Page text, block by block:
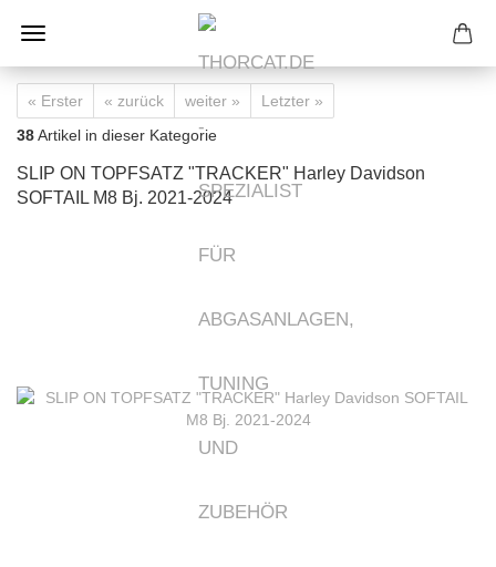
« Erster « zurück weiter »
Letzter »
38Artikel in dieser Kategorie
SLIP ON TOPFSATZ "TRACKER" Harley Davidson
SOFTAIL M8 Bj. 2021-2024